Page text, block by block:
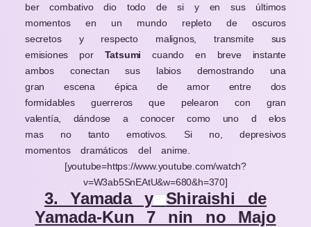
ber combativo dio todo de si y en sus últimos
momentos en un mundo repleto de oscuros
secretos y respecto malignos, transmite sus
emisiones por Tatsumicuando en breve instante
ambos conectan sus labios demostrando una
gran escena épica de amor entre dos
formidables guerreros que pelearon con gran
valentía, dándose a conocer como uno d elos
mas no tanto emotivos. Si no, depresivos
momentos dramáticos del anime.
[youtube=https://www.youtube.com/watch?
v=W3ab5SnEAtU&w=680&h=370]
3. Yamada y
Shiraishi de
Yamada-Kun 7 nin no Majo